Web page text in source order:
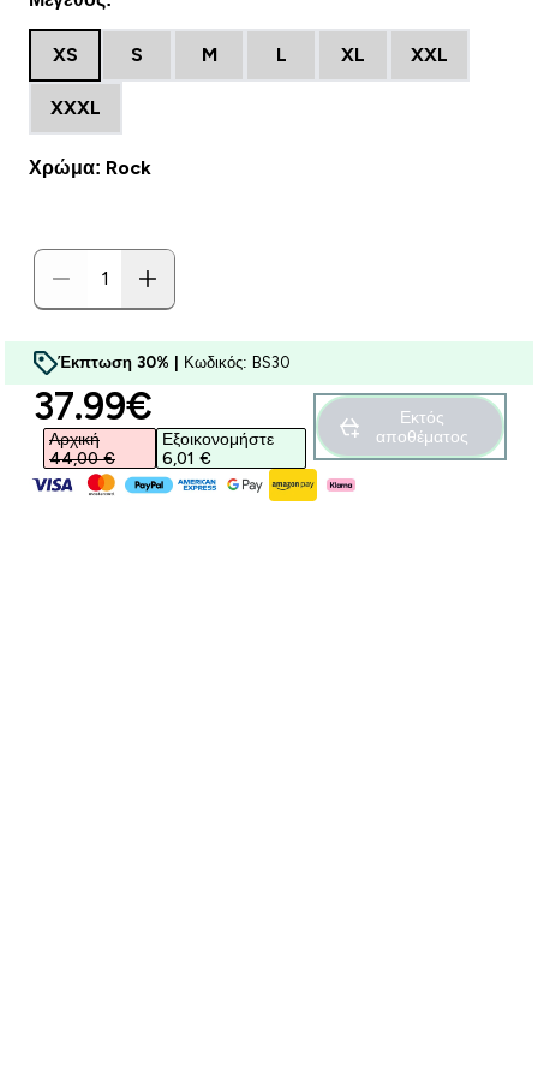
XS S M L XL XXL
XXXL
Χρώμα: Rock
Έκπτωση 30% | Κωδικός: BS30
discounted price
37.99€‎
Αρχική
44,00 €‎
Εξοικονομήστε
6,01 €‎
Εκτός
αποθέματος